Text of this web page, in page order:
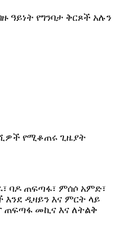
ዓይነት የግንባታ ቅርጾች አሉን
የሚቆጠሩ ጊዜያት
ባዶ ጠፍጣፋ፣ ምሰሶ አምድ፣
ዲዛይን እና ምርት ላይ
ጠፍጣፋ መኪና እና ለትልቅ